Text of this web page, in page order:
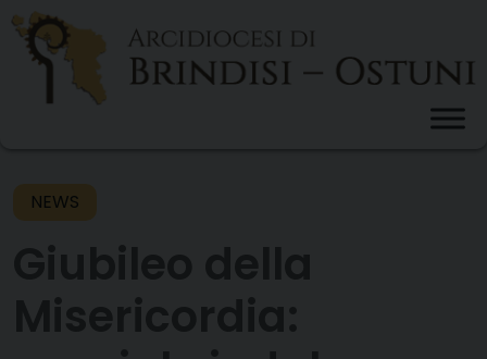
Skip
content
NEWS